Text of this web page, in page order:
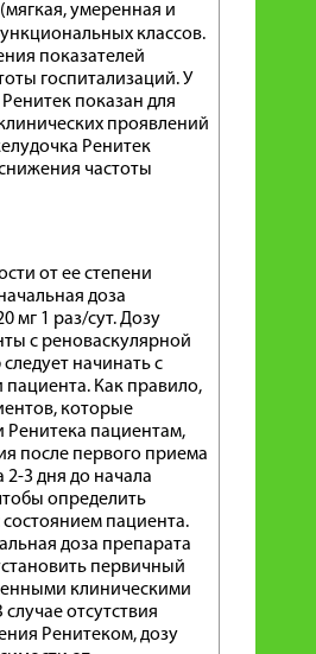
умеренная и
классов.
показателей
госпитализаций. У
показан для
проявлений
Ренитек
частоты
от ее степени
доза
мг 1 раз/сут. Дозу
с реноваскулярной
начинать с
пациента. Как правило,
которые
Ренитека пациентам,
после первого приема
3 дня до начала
определить
пациента.
доза препарата
первичный
клиническими
отсутствия
Ренитеком, дозу